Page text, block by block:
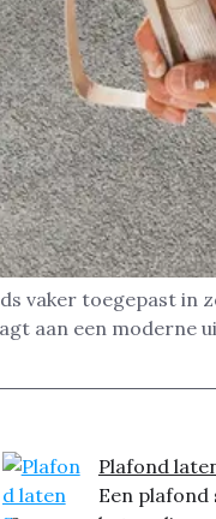
vaker toegepast in
aan een moderne
Plafond
Een plafond